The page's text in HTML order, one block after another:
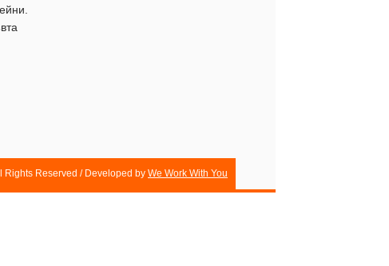
Rights Reserved / Developed by We Work With You